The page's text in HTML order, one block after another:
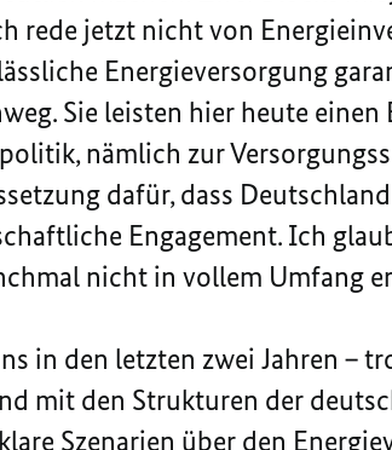
rede jetzt nicht von
Energieversorgung
Sie leisten hier heute einen
nämlich zur
dafür, dass
Engagement. Ich
nicht in vollem Umfang
in den letzten zwei Jahren –
mit den Strukturen der
Szenarien über den